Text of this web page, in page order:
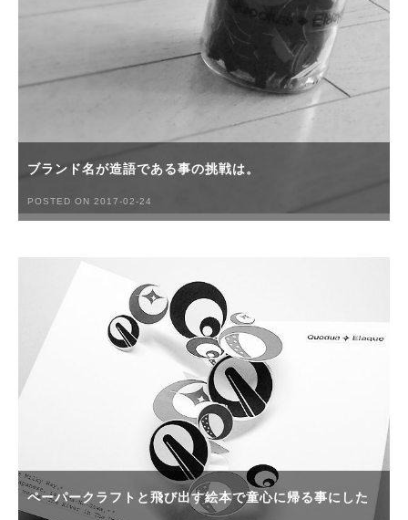
ブランド名が造語である事の挑戦は。
POSTED ON 2017-02-24
ペーパークラフトと飛び出す絵本で童心に帰る事にした